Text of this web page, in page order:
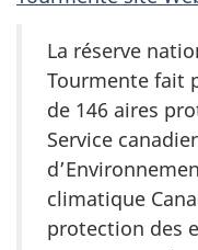
La réserve
Tourmente fait
de 146 aires
Service
climatique
protection des